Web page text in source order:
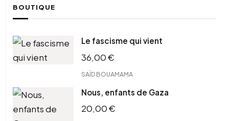
BOUTIQUE
Le fascisme qui vient
36,00€
SAÏD BOUAMAMA
Nous, enfants de Gaza
20,00€